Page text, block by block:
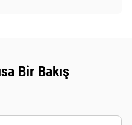
Bir Bakış